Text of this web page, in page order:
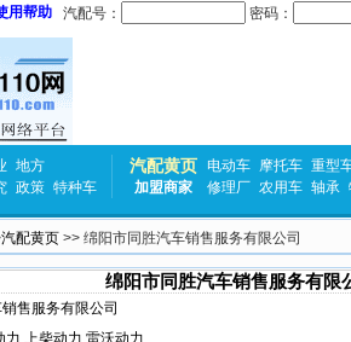
用帮助 汽配号： 密码：
地方
政策 特种车
汽配黄页 电动车 摩托车 重型
加盟商家
修理厂 农用车 轴承
汽配黄页 >> 绵阳市同胜汽车销售服务有限公司
绵阳市同胜汽车销售服务有限
售服务有限公司
力 上柴动力 雷沃动力